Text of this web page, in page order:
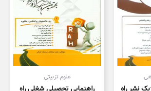
نشر راه
علوم تزبیتی
راهنمایی تحصیلی شغلی راه